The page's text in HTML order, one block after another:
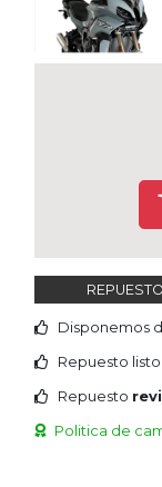
Empresa
Disponemos
Repuesto
Repuesto
Politica de